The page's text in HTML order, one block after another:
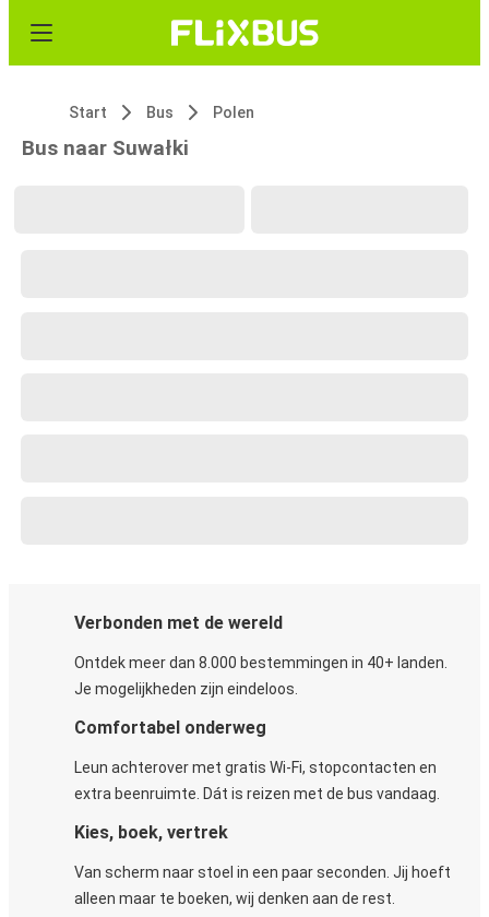
Start Bus Polen
Bus naar Suwałki
Verbonden met de wereld
Ontdek meer dan 8.000 bestemmingen in 40+ landen.
Je mogelijkheden zijn eindeloos.
Comfortabel onderweg
Leun achterover met gratis Wi-Fi, stopcontacten en
extra beenruimte. Dát is reizen met de bus vandaag.
Kies, boek, vertrek
Van scherm naar stoel in een paar seconden. Jij hoeft
alleen maar te boeken, wij denken aan de rest.